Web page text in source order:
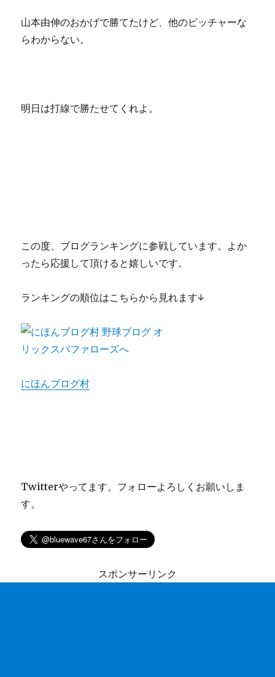
山本由伸のおかげで勝てたけど、他のピッチャーな
らわからない。
明日は打線で勝たせてくれよ。
この度、ブログランキングに参戦しています。よか
ったら応援して頂けると嬉しいです。
ランキングの順位はこちらから見れます↓
にほんブログ村
Twitterやってます。フォローよろしくお願いしま
す。
スポンサーリンク